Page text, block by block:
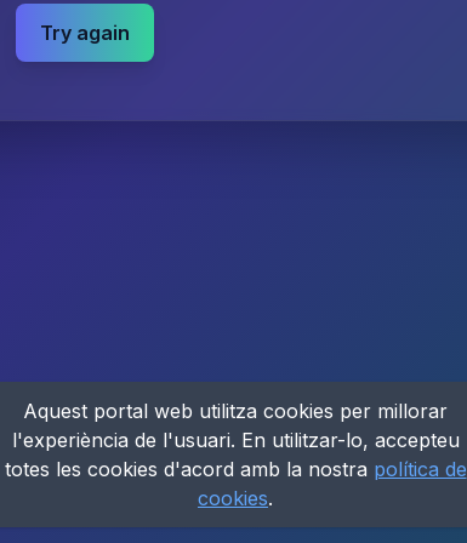
Try again
Aquest portal web utilitza cookies per millorar
l'experiència de l'usuari. En utilitzar-lo, accepteu
totes les cookies d'acord amb la nostra política de
cookies.